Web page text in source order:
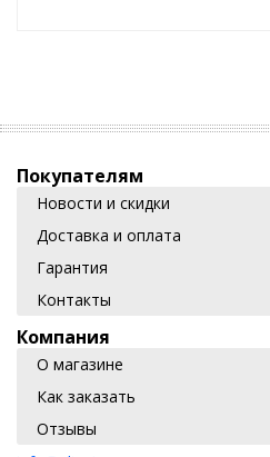
Покупателям
Новости и скидки
Доставка и оплата
Гарантия
Контакты
Компания
О магазине
Как заказать
Отзывы